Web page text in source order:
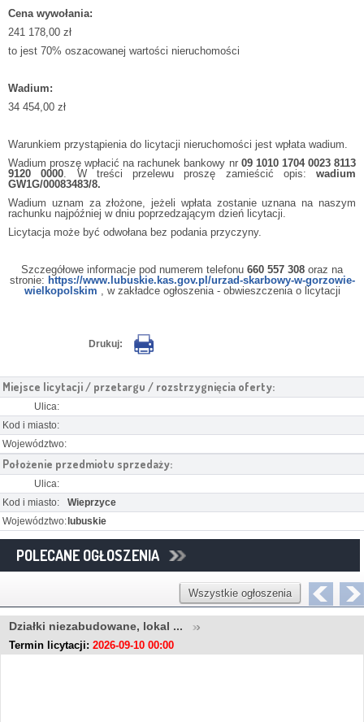
Cena wywołania:
241 178,00 zł
to jest 70% oszacowanej wartości nieruchomości
Wadium:
34 454,00 zł
Warunkiem przystąpienia do licytacji nieruchomości jest wpłata wadium.
Wadium proszę wpłacić na rachunek bankowy nr 09 1010 1704 0023 8113
9120 0000 . W treści przelewu proszę zamieścić opis: wadium
GW1G/00083483/8.
Wadium uznam za złożone, jeżeli wpłata zostanie uznana na naszym
rachunku najpóźniej w dniu poprzedzającym dzień licytacji.
Licytacja może być odwołana bez podania przyczyny.
Szczegółowe informacje pod numerem telefonu 660 557 308 oraz na
stronie: https://www.lubuskie.kas.gov.pl/urzad-skarbowy-w-gorzowie-
wielkopolskim , w zakładce ogłoszenia - obwieszczenia o licytacji
Drukuj:
Miejsce licytacji / przetargu / rozstrzygnięcia oferty:
Ulica:
Kod i miasto:
Województwo:
Położenie przedmiotu sprzedaży:
Ulica:
Kod i miasto:
Wieprzyce
Województwo:lubuskie
POLECANE OGŁOSZENIA
Wszystkie ogłoszenia
Działki niezabudowane, lokal ...
Termin licytacji: 2026-09-10 00:00